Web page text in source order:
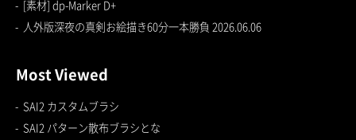
[素材] dp-Marker D+
人外版深夜の真剣お絵描き60分一本勝負 2026.06.06
Most Viewed
SAI2 カスタムブラシ
SAI2 パターン散布ブラシとな